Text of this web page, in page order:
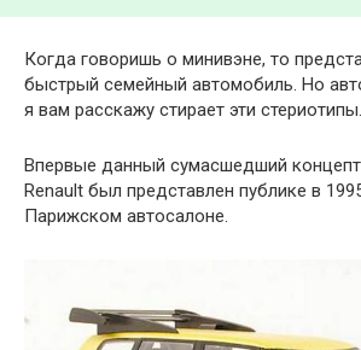
Когда говоришь о минивэне, то
быстрый семейный автомобиль. Но
я вам расскажу стирает эти стериотипы.
Впервые данный сумасшедший
Renault был представлен публике в
Парижском автосалоне.